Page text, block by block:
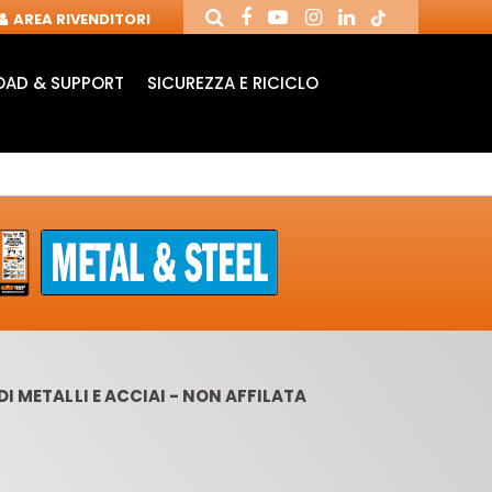
AREA RIVENDITORI
& SUPPORT
SICUREZZA E RICICLO
METALLI E ACCIAI - NON AFFILATA